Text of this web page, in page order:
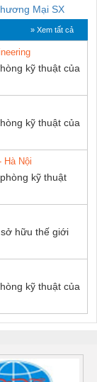
Mại SX
» Xem tất cả
kỹ thuật của
kỹ thuật của
Hà Nội
kỹ thuật
hữu thế giới
kỹ thuật của